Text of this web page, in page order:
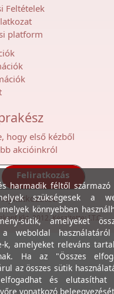
Feltételek
platform
hogy első kézből
akcióinkról
Feliratkozás
ot.
Kkt. 2012. Készítette:I.T.C.
harmadik féltől származó
szükségesek a
könnyebben
sütik, amelyeket
a weboldal
k, amelyeket releváns
Ha az "Összes
az összes sütik
és elutasíthat
vonatkozó